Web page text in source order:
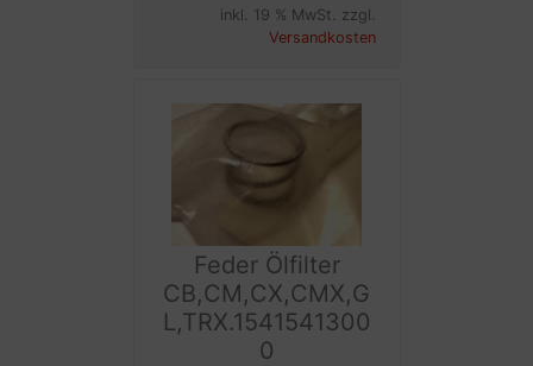
inkl. 19 % MwSt. zzgl.
Versandkosten
Feder Ölfilter
CB,CM,CX,CMX,G
L,TRX.1541541300
0